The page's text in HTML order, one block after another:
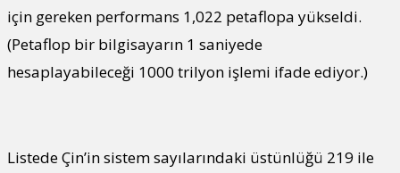
için gereken performans 1,022 petaflopa yükseldi.
(Petaflop bir bilgisayarın 1 saniyede
hesaplayabileceği 1000 trilyon işlemi ifade ediyor.)
Listede Çin’in sistem sayılarındaki üstünlüğü 219 ile